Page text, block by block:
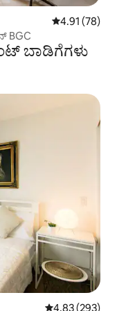
5 ರಲ್ಲಿ 4.91
4.91 (78)
BGC
ಬಾಡಿಗೆಗಳು
5 ರಲ್ಲಿ 4.83
4.83 (293)